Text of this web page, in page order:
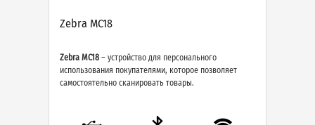
Zebra MC18
Zebra MC18 – устройство для персонального
использования покупателями, которое позволяет
самостоятельно сканировать товары.